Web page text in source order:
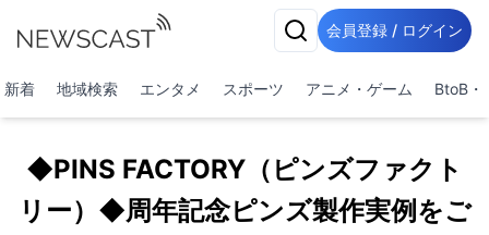
会員登録 / ログイン
新着 地域検索 エンタメ スポーツ アニメ・ゲーム BtoB・
◆PINS FACTORY（ピンズファクト
リー）◆周年記念ピンズ製作実例をご